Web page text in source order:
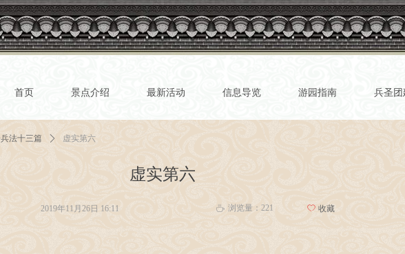
首页 景点介绍 最新活动 信息导览 游园指南 兵圣团
虚实第六
法十三篇 ꄲ 虚实第六
2019年11月26日 16:11 ꄘ 浏览量： 221 ꄀ 收藏